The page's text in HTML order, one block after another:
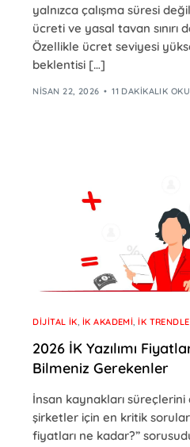
yalnızca çalışma süresi
ücreti ve yasal tavan sınırı
Özellikle ücret seviyesi
beklentisi […]
NISAN 22, 2026 11 DAKIKALIK
DIJITAL İK İK AKADEMI ,İK
2026 İK Yazılımı
Bilmeniz Gerekenler
İnsan kaynakları
şirketler için en kritik
fiyatları ne kadar?”